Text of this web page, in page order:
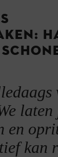
laten
en
kan